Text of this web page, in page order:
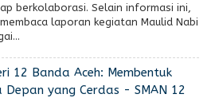
berkolaborasi. Selain informasi ini,
laporan kegiatan Maulid Nabi
12 Banda Aceh: Membentuk
Depan yang Cerdas - SMAN 12